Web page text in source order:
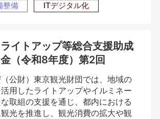
整備
ITデジタル化
ライトアップ等総合支援助成
金（令和8年度）第2回
公財）東京観光財団では、地域の
用したライトアップやイルミネー
取組の支援を通じ、都内における
光を推進し、観光消費の拡大や観